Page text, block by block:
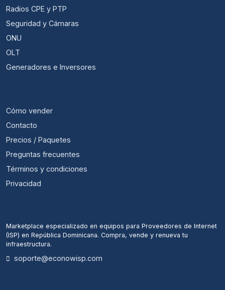
Radios CPE y PTP
Seguridad y Cámaras
ONU
OLT
Generadores e Inversores
Cómo vender
Contacto
Precios / Paquetes
Preguntas frecuentes
Términos y condiciones
Privacidad
Marketplace especializado en equipos para Proveedores de Internet
(ISP) en República Dominicana. Compra, vende y renueva tu
infraestructura.
soporte@econowisp.com